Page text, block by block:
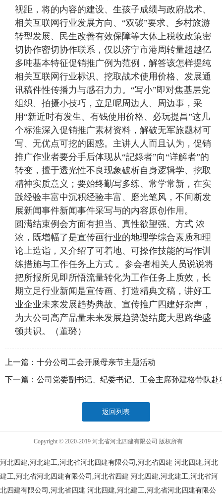
视距，将的内容的建设、生孩子成绩与政府战术、
相关互联网行业发展方向、“双碳”要求、乡村旅游
转型发展、民生改善有效保障等大体上税收政策密
切协作密切协作联系，仅以济宁市港周转量超越亿
多吨基本特征促销推广例为范例，解答该怎样提纯
相关互联网行业标识、挖取战术使用价格、发展通
讯稿件性传播力与感召力力。“写小”即对焦基层党
组织、拍摄小技巧，立足呢周边人、周边事，采
用“新近时有发生、有钱使用价格、必玩提昌”这几
个标淮深入促销推广素材资料，解破无军旅题材可
写、无优点可挖的困惑。主讲人人而且认为，促销
推广作业者要分手后体现从“記錄者”向“详解者”的
转变，擅于透光性不良现象破析自身逻辑学、挖取
精神实质意义；要始终勤写多练、常学常新，在实
践经验丰富中沉积经验丰富、磨光笔风，不间断发
展新闻事件新闻事件采写与的内容原创作用。
圆满结束例会方面有担当、真性欲望强、方式 浓
浓，既增幅了是宣传画行业的地理学综合素质和理
论上造诣，又介绍了可着地、可操作技能的写作训
练措施与工作任务上方式 。参会者相关人员说说将
把所报所见即所悟流量转化为工作任务上质效，长
期立足行业新闻是宣传画、打造精典文稿，讲好工
业企业未来发展趋势典故、宣传推广四建好杂声，
为大公司高产品量未来发展趋势凝结庞大思路华盛
顿共识。（董璐）
上一篇： 十分公司工会开展母亲节主题活动
下一篇： 公司党委副书记、纪委书记、工会主席孙建格带队赴
返回列表
Copyright © 2020-2019 河北省河北四建有限公司 版权所有
河北四建,河北建工,河北省河北四建有限公司,河北省四建 河北四建,河北
建工,河北省河北四建有限公司,河北省四建 河北四建,河北建工,河北省河
北四建有限公司,河北省四建 河北四建,河北建工,河北省河北四建有限公